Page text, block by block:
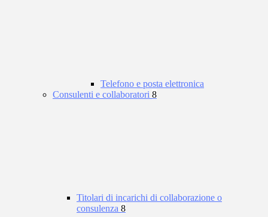
Telefono e posta elettronica
Consulenti e collaboratori 8
Titolari di incarichi di collaborazione o
consulenza 8